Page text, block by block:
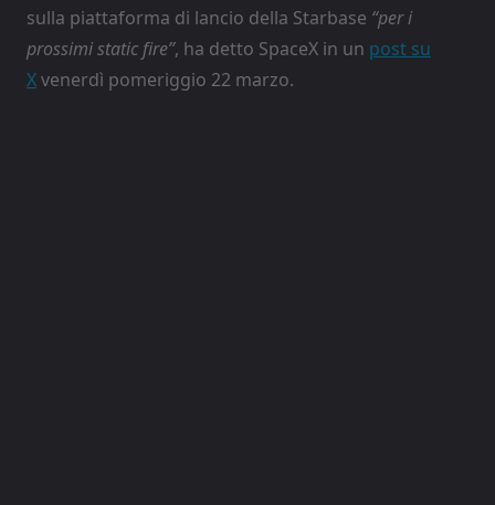
sulla piattaforma di lancio della Starbase “per i
prossimi static fire”, ha detto SpaceX in un post su
Xvenerdì pomeriggio 22 marzo.